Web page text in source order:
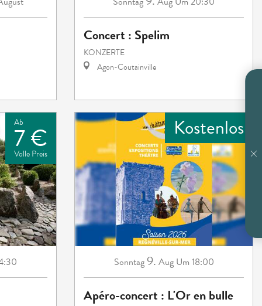
Concert : Spelim
KONZERTE
Agon-Coutainville
Ab
7 €
Volle Preis
Kostenlos
Sonntag9. Aug Um 18:00
Apéro-concert : L'Or en bulle